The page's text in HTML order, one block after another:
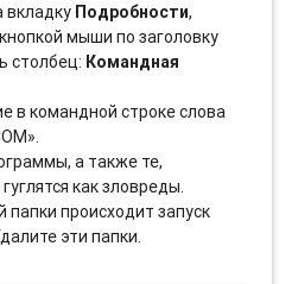
вкладку Подробности,
мыши по заголовку
столбец: Командная
в командной строке слова
а также те,
как зловреды.
папки происходит запуск
эти папки.